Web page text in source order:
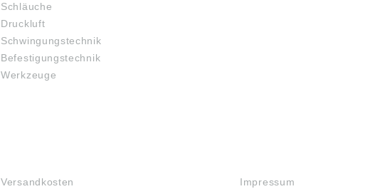
Schläuche
Druckluft
Schwingungstechnik
Befestigungstechnik
Werkzeuge
Versandkosten
Impressum